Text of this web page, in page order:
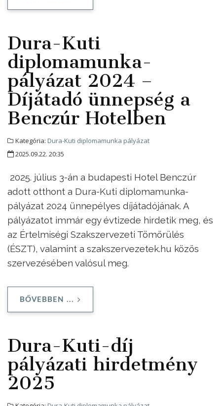
Dura-Kuti
diplomamunka-
pályázat 2024 –
Díjátadó ünnepség a
Benczúr Hotelben
Kategória: Dura-Kuti diplomamunka pályázat
2025.09.22. 20:35
2025. július 3-án a budapesti Hotel Benczúr
adott otthont a Dura-Kuti diplomamunka-
pályázat 2024 ünnepélyes díjátadójának. A
pályázatot immár egy évtizede hirdetik meg, és
az Értelmiségi Szakszervezeti Tömörülés
(ÉSZT), valamint a szakszervezetek.hu közös
szervezésében valósul meg.
BŐVEBBEN ...
Dura-Kuti-díj
pályázati hirdetmény
2025